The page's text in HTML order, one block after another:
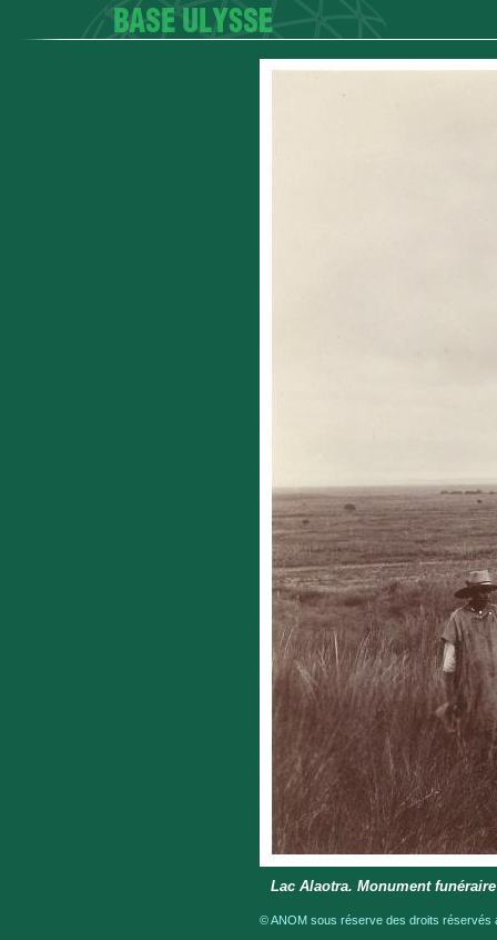
Lac Alaotra. Monument
© ANOM sous réserve des droits réservés